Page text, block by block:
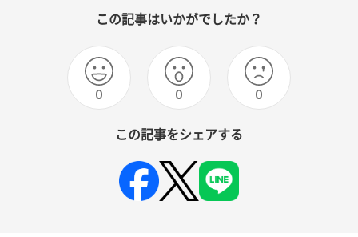
この記事はいかがでしたか？
0 0 0
この記事をシェアする